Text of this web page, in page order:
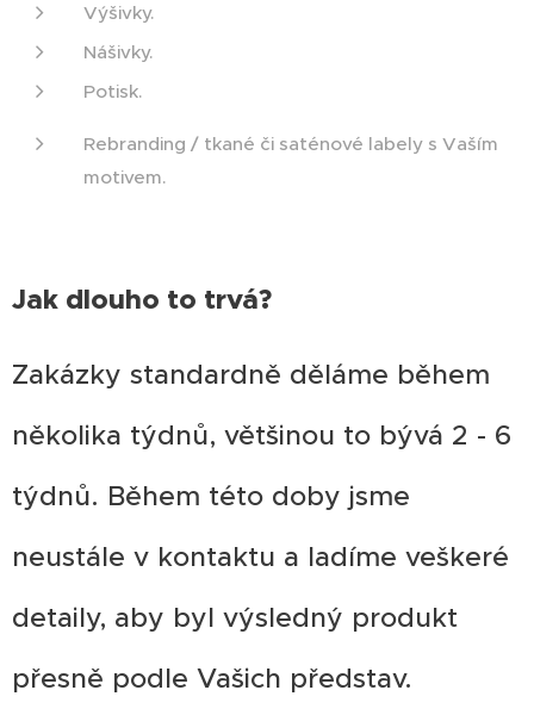
Výšivky.
Nášivky.
Potisk.
Rebranding / tkané či saténové labely s Vaším
motivem.
Jak dlouho to trvá?
Zakázky standardně děláme během
několika týdnů, většinou to bývá 2 - 6
týdnů. Během této doby jsme
neustále v kontaktu a ladíme veškeré
detaily, aby byl výsledný produkt
přesně podle Vašich představ.